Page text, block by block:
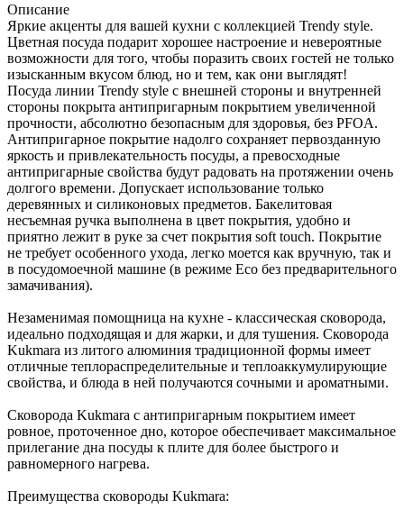
Описание
Яркие акценты для вашей кухни с коллекцией Trendy style.
Цветная посуда подарит хорошее настроение и невероятные
возможности для того, чтобы поразить своих гостей не только
изысканным вкусом блюд, но и тем, как они выглядят!
Посуда линии Trendy style с внешней стороны и внутренней
стороны покрыта антипригарным покрытием увеличенной
прочности, абсолютно безопасным для здоровья, без PFOA.
Антипригарное покрытие надолго сохраняет первозданную
яркость и привлекательность посуды, а превосходные
антипригарные свойства будут радовать на протяжении очень
долгого времени. Допускает использование только
деревянных и силиконовых предметов. Бакелитовая
несъемная ручка выполнена в цвет покрытия, удобно и
приятно лежит в руке за счет покрытия soft touch. Покрытие
не требует особенного ухода, легко моется как вручную, так и
в посудомоечной машине (в режиме Eco без предварительного
замачивания).
Незаменимая помощница на кухне - классическая сковорода,
идеально подходящая и для жарки, и для тушения. Сковорода
Kukmara из литого алюминия традиционной формы имеет
отличные теплораспределительные и теплоаккумулирующие
свойства, и блюда в ней получаются сочными и ароматными.
Сковорода Kukmara с антипригарным покрытием имеет
ровное, проточенное дно, которое обеспечивает максимальное
прилегание дна посуды к плите для более быстрого и
равномерного нагрева.
Преимущества сковороды Kukmara: